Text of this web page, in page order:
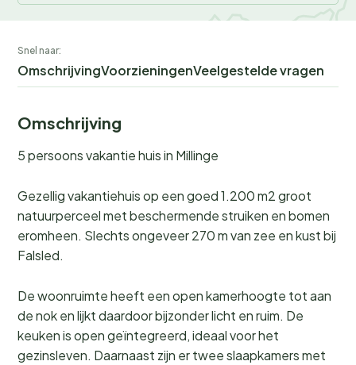
Snel naar:
OmschrijvingVoorzieningenVeelgestelde vragen
Omschrijving
5 persoons vakantie huis in Millinge
Gezellig vakantiehuis op een goed 1.200 m2 groot
natuurperceel met beschermende struiken en bomen
eromheen. Slechts ongeveer 270 m van zee en kust bij
Falsled.
De woonruimte heeft een open kamerhoogte tot aan
de nok en lijkt daardoor bijzonder licht en ruim. De
keuken is open geïntegreerd, ideaal voor het
gezinsleven. Daarnaast zijn er twee slaapkamers met